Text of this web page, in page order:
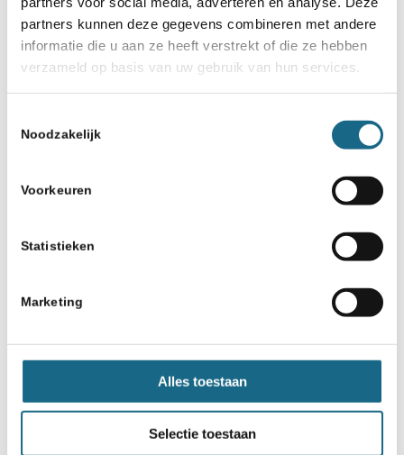
partners kunnen deze gegevens combineren met andere
informatie die u aan ze heeft verstrekt of die ze hebben
verzameld op basis van uw gebruik van hun services.
Noodzakelijk
Voorkeuren
Statistieken
Marketing
Alles toestaan
Selectie toestaan